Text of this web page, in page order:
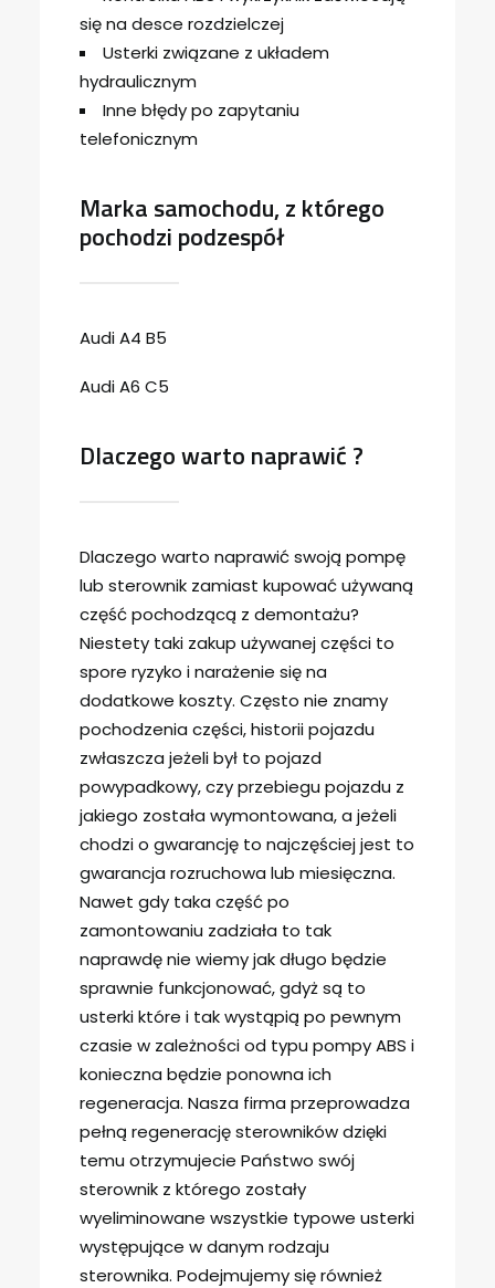
się na desce rozdzielczej
Usterki związane z układem
hydraulicznym
Inne błędy po zapytaniu
telefonicznym
Marka samochodu, z którego
pochodzi podzespół
Audi A4 B5
Audi A6 C5
Dlaczego warto naprawić ?
Dlaczego warto naprawić swoją pompę
lub sterownik zamiast kupować używaną
część pochodzącą z demontażu?
Niestety taki zakup używanej części to
spore ryzyko i narażenie się na
dodatkowe koszty. Często nie znamy
pochodzenia części, historii pojazdu
zwłaszcza jeżeli był to pojazd
powypadkowy, czy przebiegu pojazdu z
jakiego została wymontowana, a jeżeli
chodzi o gwarancję to najczęściej jest to
gwarancja rozruchowa lub miesięczna.
Nawet gdy taka część po
zamontowaniu zadziała to tak
naprawdę nie wiemy jak długo będzie
sprawnie funkcjonować, gdyż są to
usterki które i tak wystąpią po pewnym
czasie w zależności od typu pompy ABS i
konieczna będzie ponowna ich
regeneracja. Nasza firma przeprowadza
pełną regenerację sterowników dzięki
temu otrzymujecie Państwo swój
sterownik z którego zostały
wyeliminowane wszystkie typowe usterki
występujące w danym rodzaju
sterownika. Podejmujemy się również